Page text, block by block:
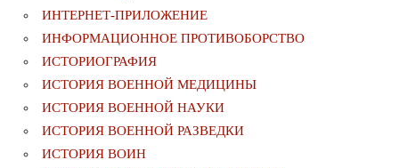
ИНТЕРНЕТ-ПРИЛОЖЕНИЕ
ИНФОРМАЦИОННОЕ ПРОТИВОБОРСТВО
ИСТОРИОГРАФИЯ
ИСТОРИЯ ВОЕННОЙ МЕДИЦИНЫ
ИСТОРИЯ ВОЕННОЙ НАУКИ
ИСТОРИЯ ВОЕННОЙ РАЗВЕДКИ
ИСТОРИЯ ВОИН